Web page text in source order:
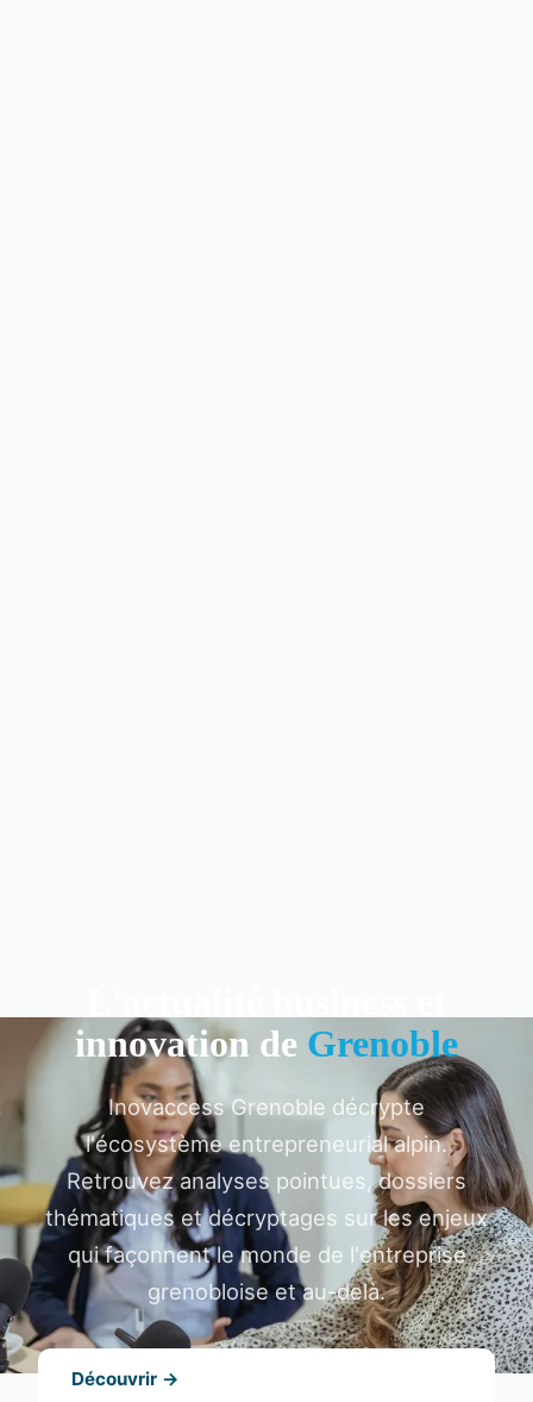
innovation de Grenoble
Inovaccess Grenoble décrypte
l'écosystème entrepreneurial alpin.
Retrouvez analyses pointues, dossiers
thématiques et décryptages sur les enjeux
qui façonnent le monde de l'entreprise
grenobloise et au-delà.
Découvrir →